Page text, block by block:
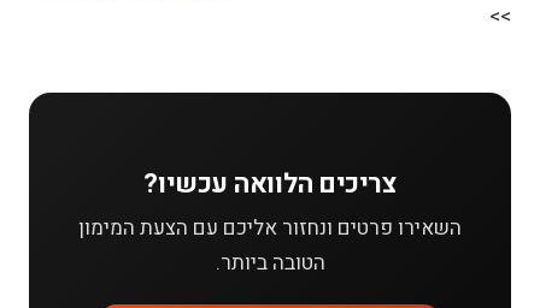
>>
צריכים הלוואה עכשיו?
השאירו פרטים ונחזור אליכם עם הצעת המימון
הטובה ביותר.